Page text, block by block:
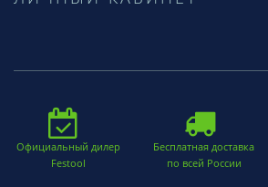
Официальный дилер
Festool
Бесплатная доставка
по всей России